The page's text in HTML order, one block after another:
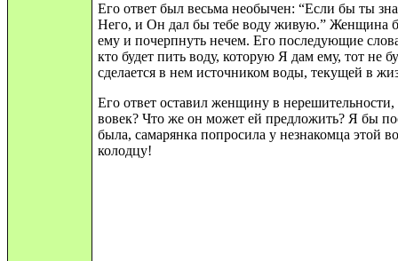
Его ответ был весьма необычен: “Если бы ты
Него, и Он дал бы тебе воду живую.” Женщина
ему и почерпнуть нечем. Его последующие
кто будет пить воду, которую Я дам ему, тот не
сделается в нем источником воды, текущей в
Его ответ оставил женщину в
вовек? Что же он может ей предложить? Я бы
была, самарянка попросила у незнакомца этой
колодцу!